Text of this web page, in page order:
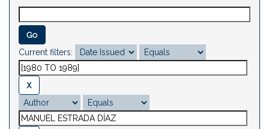
Current filters: